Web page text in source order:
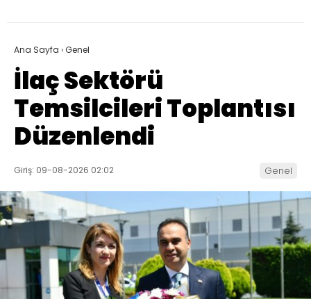
Ana Sayfa ›Genel
İlaç Sektörü
Temsilcileri Toplantısı
Düzenlendi
Giriş: 09-08-2026 02:02 Genel